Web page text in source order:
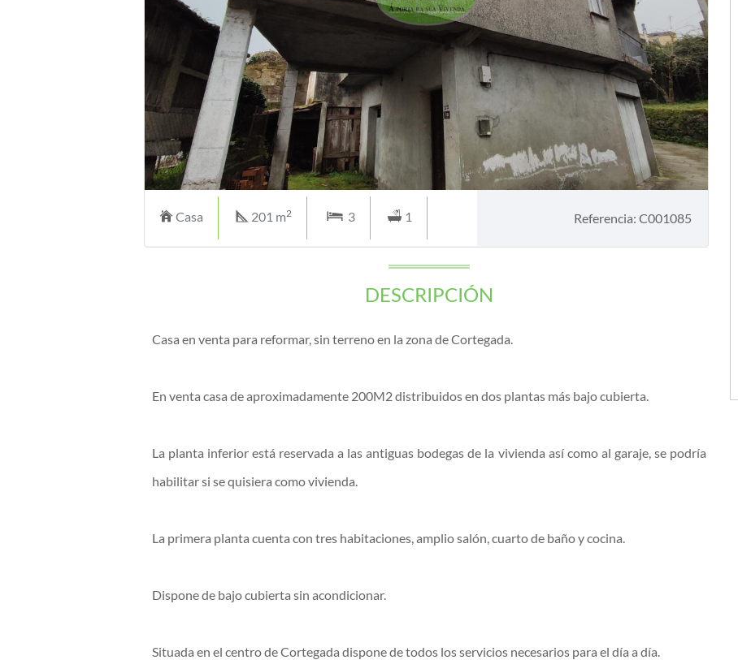
Casa 201 m2 3 1 Referencia: C001085
DESCRIPCIÓN
Casa en venta para reformar, sin terreno en la zona de Cortegada.
En venta casa de aproximadamente 200M2 distribuidos en dos plantas más bajo cubierta.
La planta inferior está reservada a las antiguas bodegas de la vivienda así como al garaje, se podría
habilitar si se quisiera como vivienda.
La primera planta cuenta con tres habitaciones, amplio salón, cuarto de baño y cocina.
Dispone de bajo cubierta sin acondicionar.
Situada en el centro de Cortegada dispone de todos los servicios necesarios para el día a día.